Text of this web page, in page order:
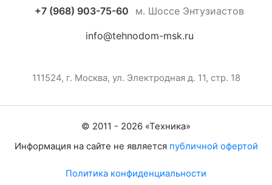
+7 (968) 903-75-60 м. Шоссе Энтузиастов
info@tehnodom-msk.ru
111524, г. Москва, ул. Электродная д. 11, стр. 18
© 2011 - 2026 «Техника»
Информация на сайте не является публичной офертой
Политика конфиденциальности